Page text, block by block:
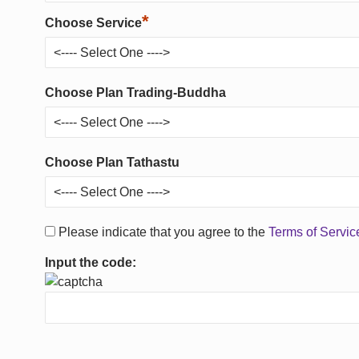
Choose Service*
Choose Plan Trading-Buddha
Choose Plan Tathastu
Please indicate that you agree to the Terms of
Input the code: